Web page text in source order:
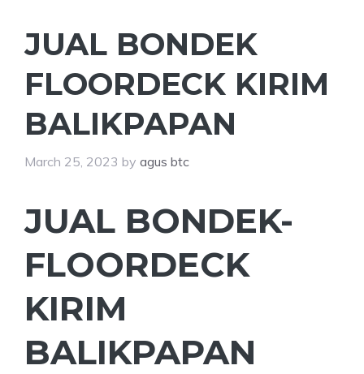
JUAL BONDEK
FLOORDECK KIRIM
BALIKPAPAN
March 25, 2023 by agus btc
JUAL BONDEK-
FLOORDECK
KIRIM
BALIKPAPAN